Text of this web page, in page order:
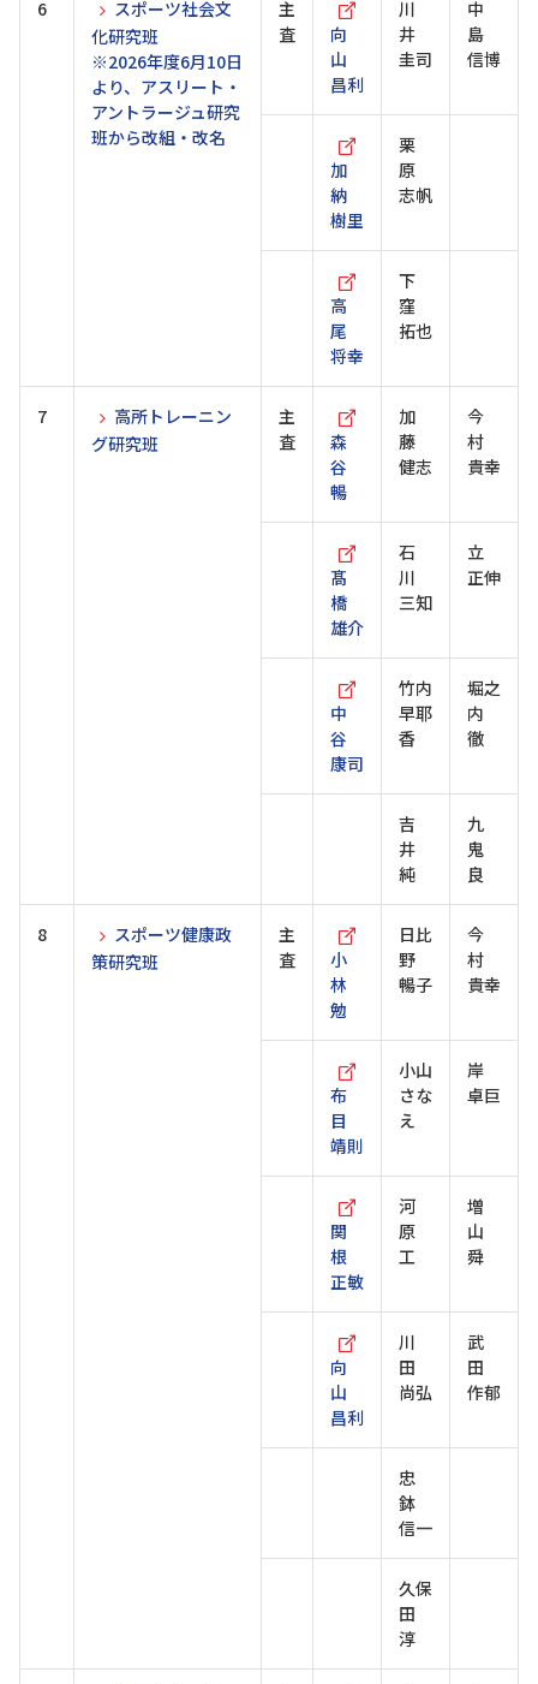
6
スポーツ社会文
化研究班
※2026年度6月10日
より、アスリート・
アントラージュ研究
班から改組・改名
主
査
向
山
昌利
川
井
圭司
中
島
信博
加
納
樹里
栗
原
志帆
高
尾
将幸
下
窪
拓也
7
高所トレーニン
グ研究班
主
査
森
谷
暢
加
藤
健志
今
村
貴幸
髙
橋
雄介
石
川
三知
立
正伸
中
谷
康司
竹内
早耶
香
堀之
内
徹
吉
井
純
九
鬼
良
8
スポーツ健康政
策研究班
主
査
小
林
勉
日比
野
暢子
今
村
貴幸
布
目
靖則
小山
さな
え
岸
卓巨
関
根
正敏
河
原
工
増
山
舜
向
山
昌利
川
田
尚弘
武
田
作郁
忠
鉢
信一
久保
田
淳